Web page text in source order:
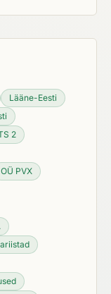
Lääne-Eesti
2
OÜ PVX